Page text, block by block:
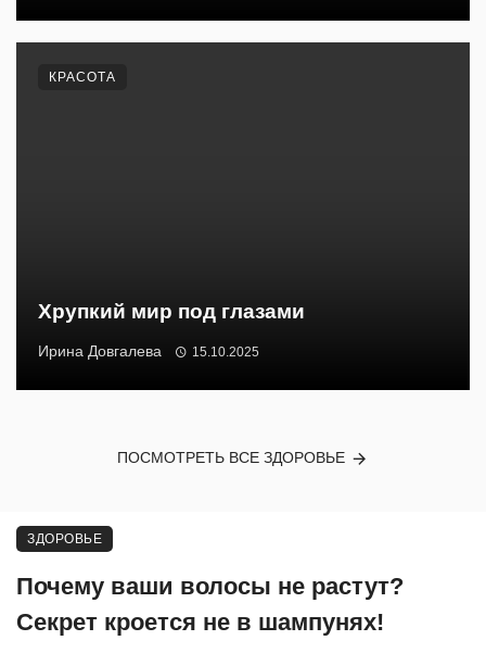
Хрупкий мир под глазами
Ирина Довгалева 15.10.2025
КРАСОТА
ПОСМОТРЕТЬ ВСЕ ЗДОРОВЬЕ
ЗДОРОВЬЕ
Почему ваши волосы не растут?
Секрет кроется не в шампунях!